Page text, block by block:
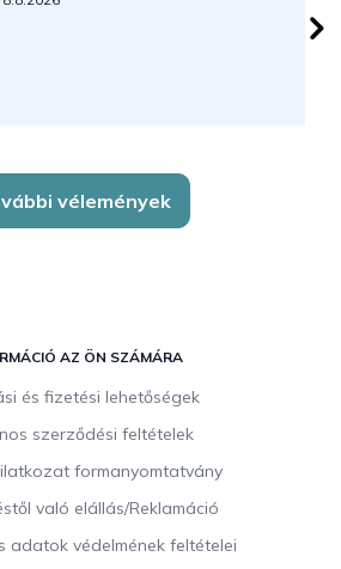
vélemények
AZ ÖN SZÁMÁRA
és fizetési lehetőségek
szerződési feltételek
formanyomtatvány
való elállás/Reklamáció
adatok védelmének feltételei